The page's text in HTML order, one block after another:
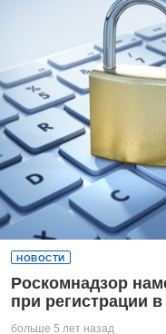
НОВОСТИ
Роскомнадзор
при регистрации
больше 5 лет назад